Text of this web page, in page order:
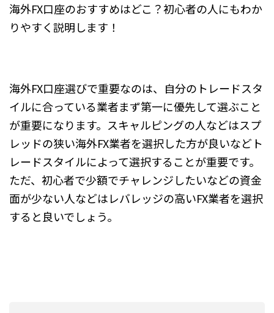
海外FX口座のおすすめはどこ？初心者の人にもわか
りやすく説明します！
海外FX口座選びで重要なのは、自分のトレードスタ
イルに合っている業者まず第一に優先して選ぶこと
が重要になります。スキャルピングの人などはスプ
レッドの狭い海外FX業者を選択した方が良いなどト
レードスタイルによって選択することが重要です。
ただ、初心者で少額でチャレンジしたいなどの資金
面が少ない人などはレバレッジの高いFX業者を選択
すると良いでしょう。